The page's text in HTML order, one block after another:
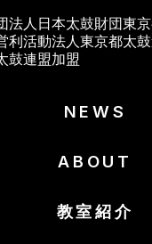
法人日本太鼓財団東
利活動法人東京都太
鼓連盟加盟
NEWS
ABOUT
教室紹介